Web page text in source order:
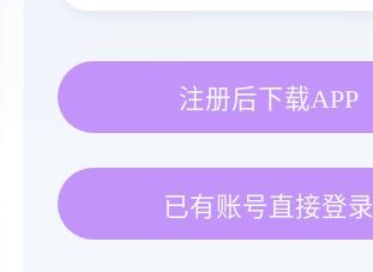
注册后下载APP
已有账号直接登录